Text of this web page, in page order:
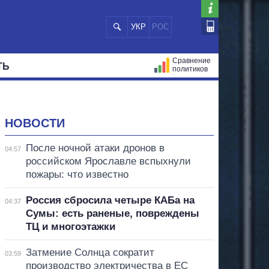
УКР РОС
Сравнение
политиков
НОВОСТИ
04:57
После ночной атаки дронов в
российском Ярославле вспыхнули
пожары: что известно
04:37
Россия сбросила четыре КАБа на
Сумы: есть раненые, повреждены
ТЦ и многоэтажки
03:59
Затмение Солнца сократит
производство электричества в ЕС